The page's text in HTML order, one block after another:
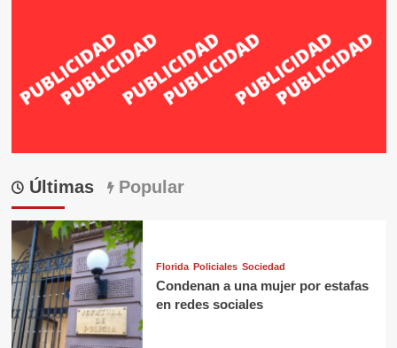
Últimas Popular
Florida Policiales Sociedad
Condenan a una mujer por estafas
en redes sociales